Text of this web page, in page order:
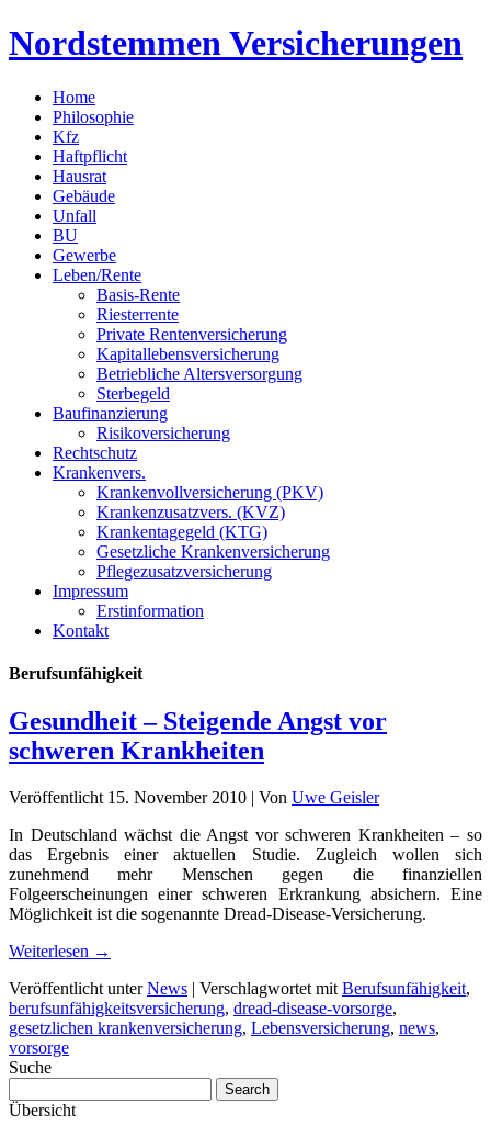
Nordstemmen Versicherungen
Home
Philosophie
Kfz
Haftpflicht
Hausrat
Gebäude
Unfall
BU
Gewerbe
Leben/Rente
Basis-Rente
Riesterrente
Private Rentenversicherung
Kapitallebensversicherung
Betriebliche Altersversorgung
Sterbegeld
Baufinanzierung
Risikoversicherung
Rechtschutz
Krankenvers.
Krankenvollversicherung (PKV)
Krankenzusatzvers. (KVZ)
Krankentagegeld (KTG)
Gesetzliche Krankenversicherung
Pflegezusatzversicherung
Impressum
Erstinformation
Kontakt
Berufsunfähigkeit
Gesundheit – Steigende Angst vor
schweren Krankheiten
Veröffentlicht 15. November 2010 | Von Uwe Geisler
In Deutschland wächst die Angst vor schweren Krankheiten – so
das Ergebnis einer aktuellen Studie. Zugleich wollen sich
zunehmend mehr Menschen gegen die finanziellen
Folgeerscheinungen einer schweren Erkrankung absichern. Eine
Möglichkeit ist die sogenannte Dread-Disease-Versicherung.
Weiterlesen →
Veröffentlicht unter News | Verschlagwortet mit Berufsunfähigkeit,
berufsunfähigkeitsversicherung, dread-disease-vorsorge,
gesetzlichen krankenversicherung, Lebensversicherung, news,
vorsorge
Suche
Übersicht